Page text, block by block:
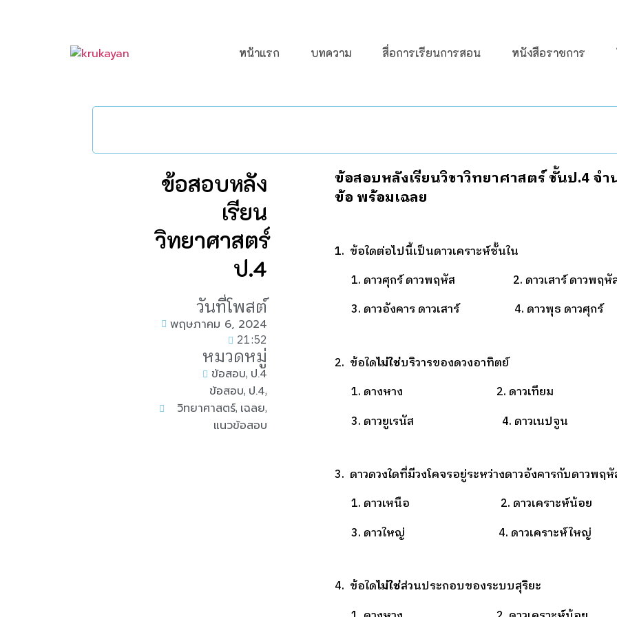
หน้าแรก บทความ สื่อการเรียนการสอน หนังสือราชการ
ข้อสอบหลัง
เรียน
วิทยาศาสตร์
ป.4
วันที่โพสต์
พฤษภาคม 6, 2024
21:52
หมวดหมู่
ข้อสอบ, ป.4
ข้อสอบ, ป.4,
วิทยาศาสตร์, เฉลย,
แนวข้อสอบ
ข้อสอบหลังเรียนวิชาวิทยาศาสตร์ ชั้นป.4 จำ
ข้อ พร้อมเฉลย
1. ข้อใดต่อไปนี้เป็นดาวเคราะห์ชั้นใน
1. ดาวศุกร์ ดาวพฤหัส 2. ดาวเสาร์ ดาวพฤหั
3. ดาวอังคาร ดาวเสาร์ 4. ดาวพุธ ดาวศุกร์
2. ข้อใดไม่ใช่บริวารของดวงอาทิตย์
1. ดางหาง 2. ดาวเทียม
3. ดาวยูเรนัส 4. ดาวเนปจูน
3. ดาวดวงใดที่มีวงโคจรอยู่ระหว่างดาวอังคารกับดาวพฤ
1. ดาวเหนือ 2. ดาวเคราะห์น้อย
3. ดาวใหญ่ 4. ดาวเคราะห์ใหญ่
4. ข้อใดไม่ใช่ส่วนประกอบของระบบสุริยะ